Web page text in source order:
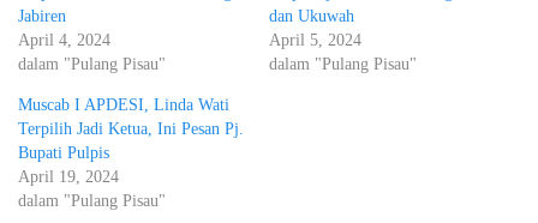
Jabiren
April 4, 2024
dalam "Pulang Pisau"
dan Ukuwah
April 5, 2024
dalam "Pulang Pisau"
Muscab I APDESI, Linda Wati
Terpilih Jadi Ketua, Ini Pesan Pj.
Bupati Pulpis
April 19, 2024
dalam "Pulang Pisau"